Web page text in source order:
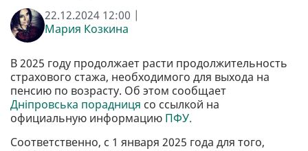
22.12.2024 12:00 |
Мария Козкина
В 2025 году продолжает расти продолжительность
страхового стажа, необходимого для выхода на
пенсию по возрасту. Об этом сообщает
Дніпровська порадниця со ссылкой на
официальную информацию ПФУ.
Соответственно, с 1 января 2025 года для того,